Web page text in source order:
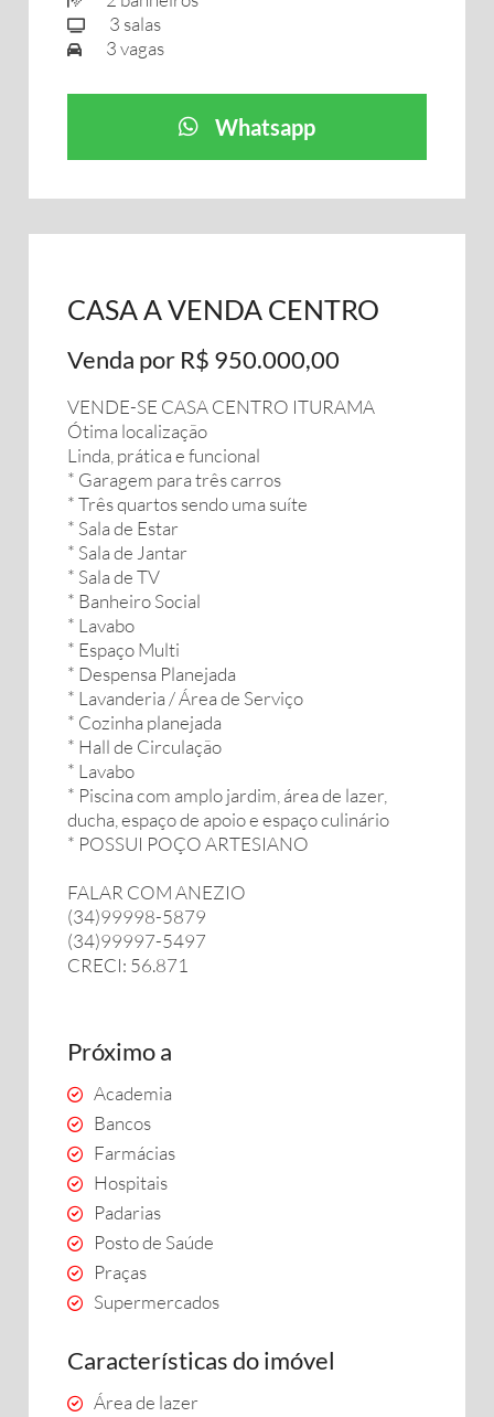
3 salas
3 vagas
Whatsapp
CASA A VENDA CENTRO
Venda por R$ 950.000,00
VENDE-SE CASA CENTRO ITURAMA
Ótima localização
Linda, prática e funcional
* Garagem para três carros
* ⁠Três quartos sendo uma suíte
* ⁠Sala de Estar
* ⁠Sala de Jantar
* ⁠Sala de TV
* ⁠Banheiro Social
* ⁠Lavabo
* ⁠Espaço Multi
* ⁠Despensa Planejada
* ⁠Lavanderia / Área de Serviço
* ⁠Cozinha planejada
* ⁠Hall de Circulação
* ⁠Lavabo
* ⁠Piscina com amplo jardim, área de lazer,
ducha, espaço de apoio e espaço culinário
* ⁠POSSUI POÇO ARTESIANO
FALAR COM ANEZIO
(34)99998-5879
(34)99997-5497
CRECI: 56.871
Próximo a
Academia
Bancos
Farmácias
Hospitais
Padarias
Posto de Saúde
Praças
Supermercados
Características do imóvel
Área de lazer